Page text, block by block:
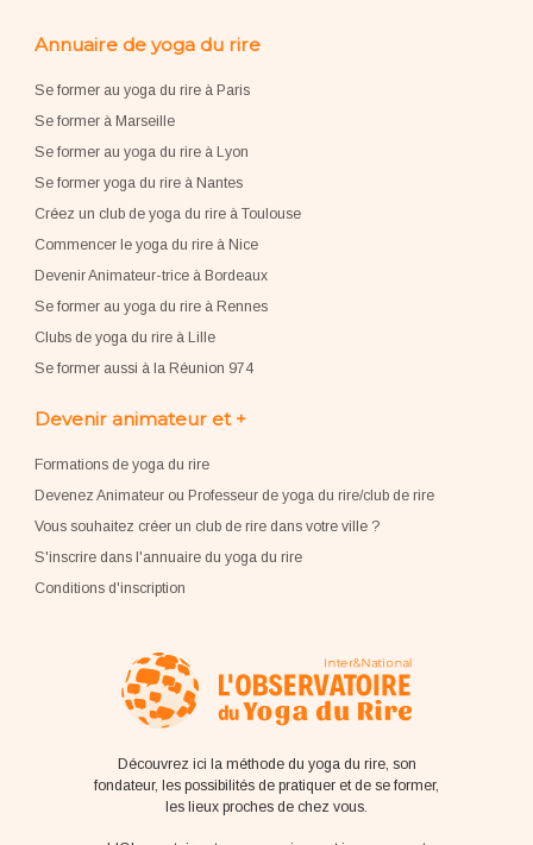
Annuaire de yoga du rire
Se former au yoga du rire à Paris
Se former à Marseille
Se former au yoga du rire à Lyon
Se former yoga du rire à Nantes
Créez un club de yoga du rire à Toulouse
Commencer le yoga du rire à Nice
Devenir Animateur-trice à Bordeaux
Se former au yoga du rire à Rennes
Clubs de yoga du rire à Lille
Se former aussi à la Réunion 974
Devenir animateur et +
Formations de yoga du rire
Devenez Animateur ou Professeur de yoga du rire/club de rire
Vous souhaitez créer un club de rire dans votre ville ?
S'inscrire dans l'annuaire du yoga du rire
Conditions d'inscription
Découvrez ici la méthode du yoga du rire, son
fondateur, les possibilités de pratiquer et de se former,
les lieux proches de chez vous.